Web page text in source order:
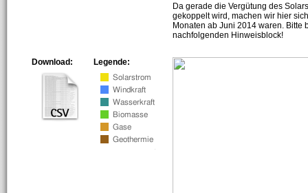
Da gerade die Vergütung des
gekoppelt wird, machen wir hier
Monaten ab Juni 2014 waren. Bitte
nachfolgenden Hinweisblock!
Legende:
Download: